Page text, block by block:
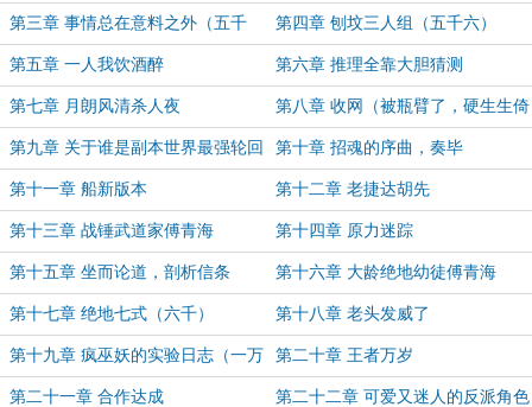
第三章 事情总在意料之外（五千
字）
第四章 刨坟三人组（五千六）
第五章 一人我饮酒醉 第六章 推理全靠大胆猜测
第七章 月朗风清杀人夜 第八章 收网（被瓶臂了，硬生生倚
仗拆两章）
第九章 关于谁是副本世界最强轮回
者这档子事
第十章 招魂的序曲，奏毕
第十一章 船新版本 第十二章 老捷达胡先
第十三章 战锤武道家傅青海 第十四章 原力迷踪
第十五章 坐而论道，剖析信条 第十六章 大龄绝地幼徒傅青海
第十七章 绝地七式（六千） 第十八章 老头发威了
第十九章 疯巫妖的实验日志（一万
一两章合一）
第二十章 王者万岁
第二十一章 合作达成 第二十二章 可爱又迷人的反派角色